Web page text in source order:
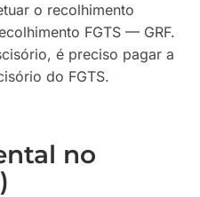
o recolhimento
FGTS — GRF.
é preciso pagar a
do FGTS.
no